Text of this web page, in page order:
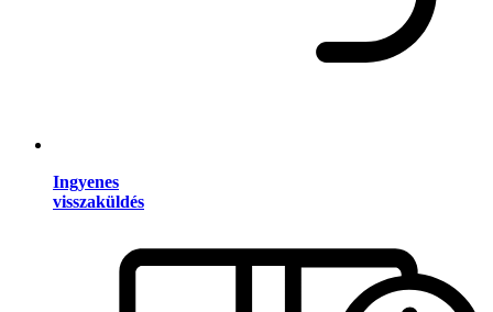
Ingyenes
visszaküldés